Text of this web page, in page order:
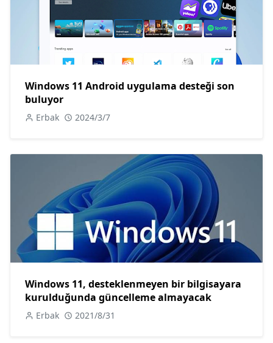
Windows 11 Android uygulama desteği son
buluyor
Erbak 2024/3/7
Windows 11, desteklenmeyen bir bilgisayara
kurulduğunda güncelleme almayacak
Erbak 2021/8/31